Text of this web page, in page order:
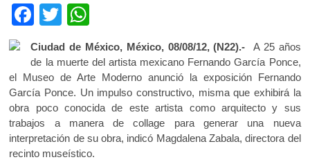
e
F
ac
e
b
o
o
k
T
w
itt
er
h
at
s
A
p
p
Ciudad de México, México, 08/08/12, (N22).-
A 25 años
de la muerte del artista mexicano Fernando García Ponce,
el Museo de Arte Moderno anunció la exposición Fernando
García Ponce. Un impulso constructivo, misma que exhibirá la
obra poco conocida de este artista como arquitecto y sus
trabajos a manera de collage para generar una nueva
interpretación de su obra, indicó Magdalena Zabala, directora del
recinto museístico.